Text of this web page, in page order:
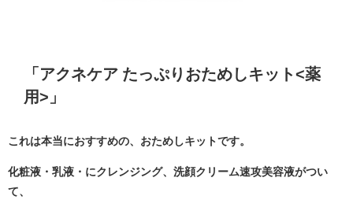
「アクネケア たっぷりおためしキット<薬
用>」
これは本当におすすめの、おためしキットです。
化粧液・乳液・にクレンジング、洗顔クリーム速攻美容液がつい
て、